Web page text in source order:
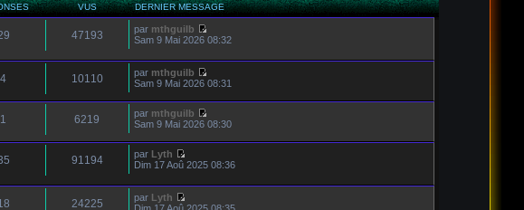
VUS DERNIER MESSAGE
47193 par mthguilb
Sam 9 Mai 2026 08:32
4 10110 par mthguilb
Sam 9 Mai 2026 08:31
1 6219 par mthguilb
Sam 9 Mai 2026 08:30
91194 par Lyth
Dim 17 Aoû 2025 08:36
24225 par Lyth
Dim 17 Aoû 2025 08:35